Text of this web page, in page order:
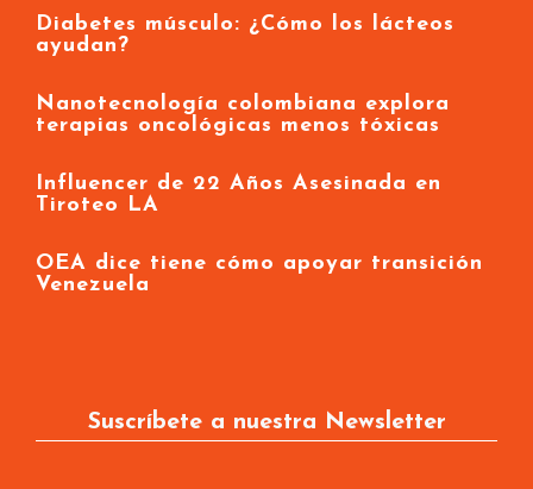
Diabetes músculo: ¿Cómo los lácteos
ayudan?
Nanotecnología colombiana explora
terapias oncológicas menos tóxicas
Influencer de 22 Años Asesinada en
Tiroteo LA
OEA dice tiene cómo apoyar transición
Venezuela
Suscríbete a nuestra Newsletter